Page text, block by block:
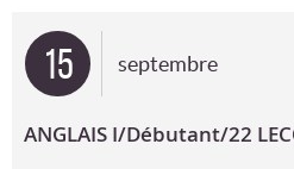
15 septembre
ANGLAIS I/Débutant/22